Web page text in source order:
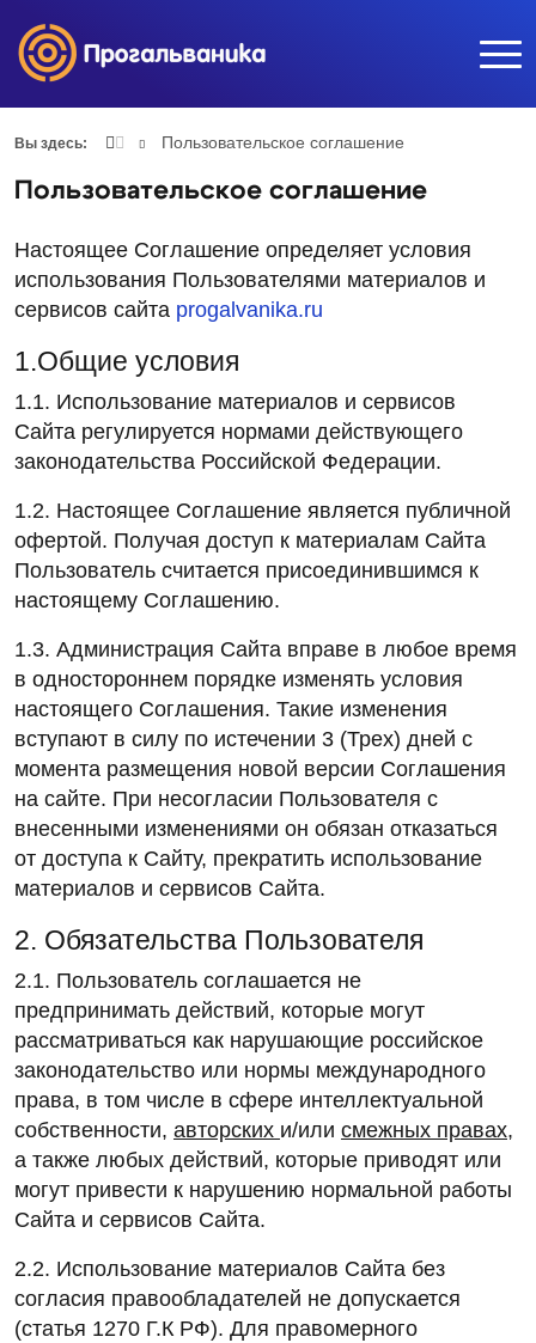
Вы здесь: Пользовательское соглашение
Пользовательское соглашение
Настоящее Соглашение определяет условия
использования Пользователями материалов и
сервисов сайта progalvanika.ru
1.Общие условия
1.1. Использование материалов и сервисов
Сайта регулируется нормами действующего
законодательства Российской Федерации.
1.2. Настоящее Соглашение является публичной
офертой. Получая доступ к материалам Сайта
Пользователь считается присоединившимся к
настоящему Соглашению.
1.3. Администрация Сайта вправе в любое время
в одностороннем порядке изменять условия
настоящего Соглашения. Такие изменения
вступают в силу по истечении 3 (Трех) дней с
момента размещения новой версии Соглашения
на сайте. При несогласии Пользователя с
внесенными изменениями он обязан отказаться
от доступа к Сайту, прекратить использование
материалов и сервисов Сайта.
2. Обязательства Пользователя
2.1. Пользователь соглашается не
предпринимать действий, которые могут
рассматриваться как нарушающие российское
законодательство или нормы международного
права, в том числе в сфере интеллектуальной
собственности, авторских и/или смежных правах,
а также любых действий, которые приводят или
могут привести к нарушению нормальной работы
Сайта и сервисов Сайта.
2.2. Использование материалов Сайта без
согласия правообладателей не допускается
(статья 1270 Г.К РФ). Для правомерного